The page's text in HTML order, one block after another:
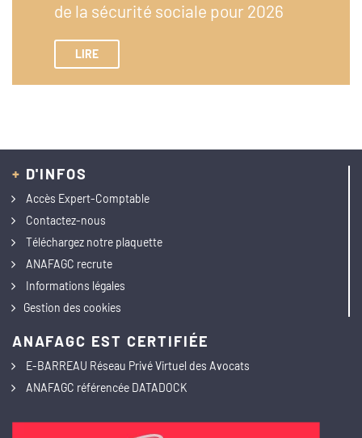
de la sécurité sociale pour 2026
LIRE
+ D'INFOS
Accès Expert-Comptable
Contactez-nous
Téléchargez notre plaquette
ANAFAGC recrute
Informations légales
Gestion des cookies
ANAFAGC EST CERTIFIÉE
E-BARREAU Réseau Privé Virtuel des Avocats
ANAFAGC référencée DATADOCK